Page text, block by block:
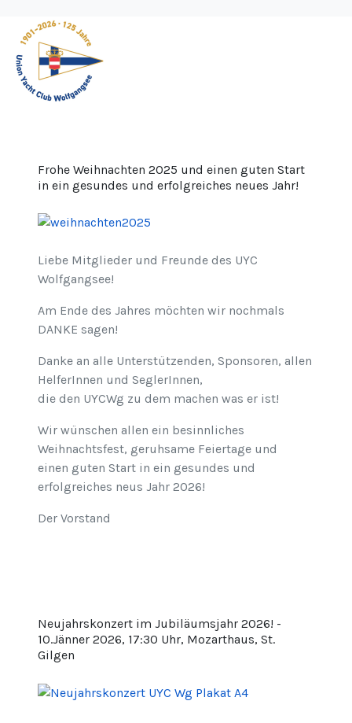
Frohe Weihnachten 2025 und einen guten Start
in ein gesundes und erfolgreiches neues Jahr!
Liebe Mitglieder und Freunde des UYC
Wolfgangsee!
Am Ende des Jahres möchten wir nochmals
DANKE sagen!
Danke an alle Unterstützenden, Sponsoren, allen
HelferInnen und SeglerInnen,
die den UYCWg zu dem machen was er ist!
Wir wünschen allen ein besinnliches
Weihnachtsfest, geruhsame Feiertage und
einen guten Start in ein gesundes und
erfolgreiches neus Jahr 2026!
Der Vorstand
Neujahrskonzert im Jubiläumsjahr 2026! -
10.Jänner 2026, 17:30 Uhr, Mozarthaus, St.
Gilgen